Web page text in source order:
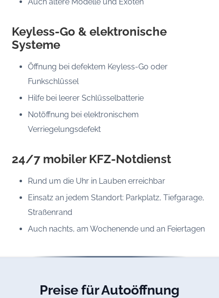
Keyless-Go & elektronische
Systeme
Öffnung bei defektem Keyless-Go oder
Funkschlüssel
Hilfe bei leerer Schlüsselbatterie
Notöffnung bei elektronischem
Verriegelungsdefekt
24/7 mobiler KFZ-Notdienst
Rund um die Uhr in Lauben erreichbar
Einsatz an jedem Standort: Parkplatz, Tiefgarage,
Straßenrand
Auch nachts, am Wochenende und an Feiertagen
Preise für Autoöffnung